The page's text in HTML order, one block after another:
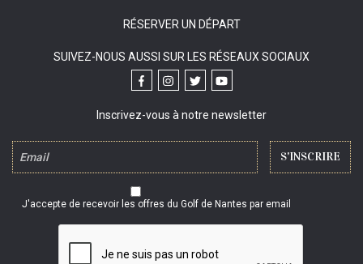
RÉSERVER UN DÉPART
SUIVEZ-NOUS AUSSI SUR LES RÉSEAUX SOCIAUX
Inscrivez-vous à notre newsletter
J'accepte de recevoir les offres du Golf de Nantes par email